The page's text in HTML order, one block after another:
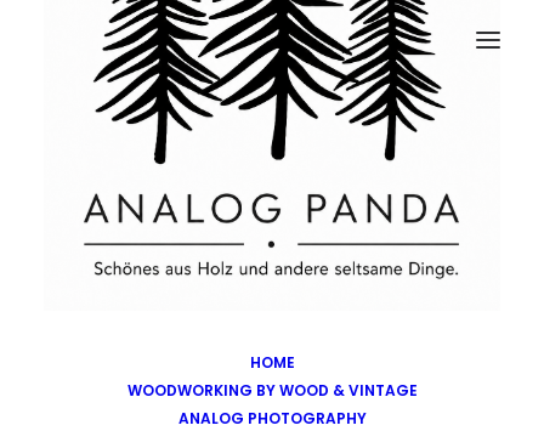
HOME
WOODWORKING BY WOOD & VINTAGE
ANALOG PHOTOGRAPHY